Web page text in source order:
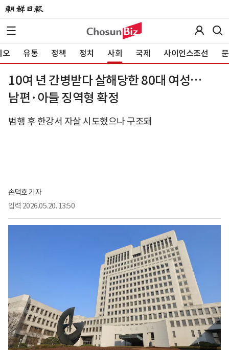
오 유통 정책 정치 사회 국제 사이언스조선
10여 년 간병받다 살해당한 80대 여성…
남편·아들 징역형 확정
범행 후 한강서 자살 시도했으나 구조돼
손덕호 기자
입력 2026.05.20. 13:50